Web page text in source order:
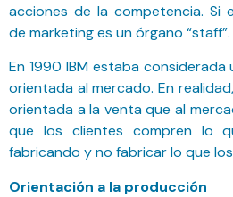
acciones de la competencia. Si
de marketing es un órgano “staff”.
En 1990 IBM estaba
orientada al mercado. En
orientada a la venta que al
que los clientes compren lo
fabricando y no fabricar lo que
Orientación a la producción